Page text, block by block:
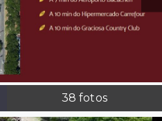
38 fotos